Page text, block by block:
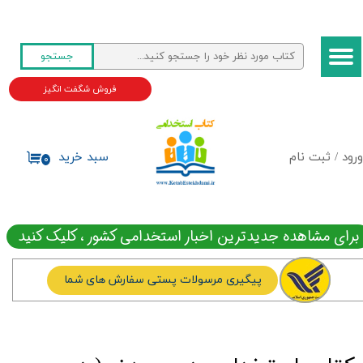
ورود / ثبت نام
حساب کاربری من
تغییر گذر واژه
جستجو
۰ سبد خرید
فروش شگفت انگیز
برای مشاهده جدیدترین اخبار استخدامی کشور ، کلیک کنید
پیگیری مرسولات پستی سفارش های شما